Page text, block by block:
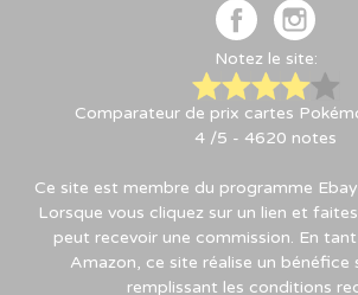
Notez le site:
Comparateur de prix cartes
4 /5 - 4620 notes
Ce site est membre du programme
Lorsque vous cliquez sur un lien et
peut recevoir une commission. En
Amazon, ce site réalise un bénéfice
remplissant les conditions